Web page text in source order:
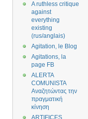
A ruthless critique
against
everything
existing
(rus/anglais)
Agitation, le Blog
Agitations, la
page FB
ALERTA
COMUNISTA
Αναζητώντας την
πραγματική
κίνηση
ARTIFICES